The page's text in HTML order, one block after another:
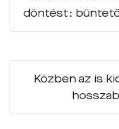
döntést:
Közben az is